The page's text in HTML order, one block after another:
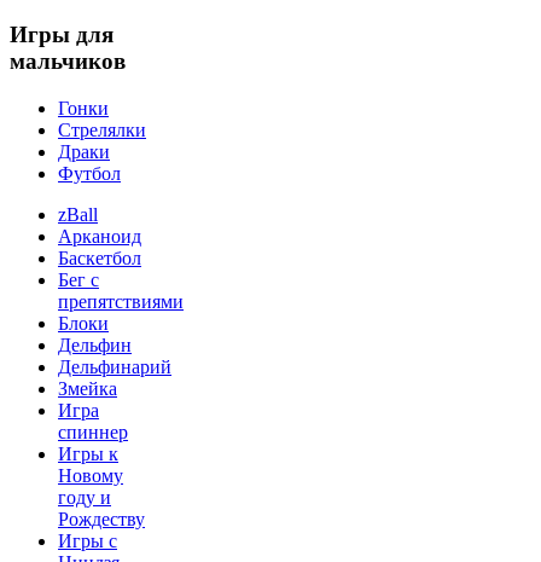
Игры для
мальчиков
Гонки
Стрелялки
Драки
Футбол
zBall
Арканоид
Баскетбол
Бег с
препятствиями
Блоки
Дельфин
Дельфинарий
Змейка
Игра
спиннер
Игры к
Новому
году и
Рождеству
Игры с